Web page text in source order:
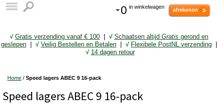
0 in winkelwagen afrekenen
√ Gratis verzending vanaf € 100 √ Schaatsen altijd Gratis gerond en
geslepen
√ Veilig Bestellen en Betalen √ Flexibele PostNL verzending
√ 14 dagen retour
Home / Speed lagers ABEC 9 16-pack
Speed lagers ABEC 9 16-pack